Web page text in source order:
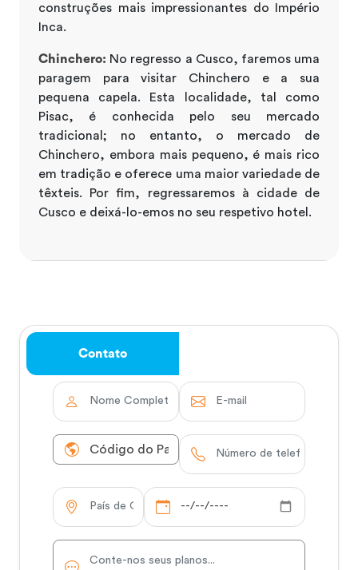
construções mais impressionantes do Império
Inca.
Chinchero: No regresso a Cusco, faremos uma
paragem para visitar Chinchero e a sua
pequena capela. Esta localidade, tal como
Pisac, é conhecida pelo seu mercado
tradicional; no entanto, o mercado de
Chinchero, embora mais pequeno, é mais rico
em tradição e oferece uma maior variedade de
têxteis. Por fim, regressaremos à cidade de
Cusco e deixá-lo-emos no seu respetivo hotel.
Contato